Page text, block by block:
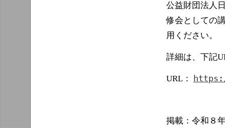
公益財団法人
修会としての
用ください。
詳細は、下記
URL：
掲載：令和８